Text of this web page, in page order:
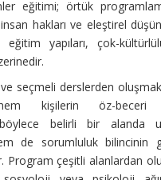
eğitimi; örtük
hakları ve eleştirel
eğitim yapıları, çok-
seçmeli derslerden
hem kişilerin öz-
belirli bir alanda
de sorumluluk bilincinin
Program çeşitli alanlardan